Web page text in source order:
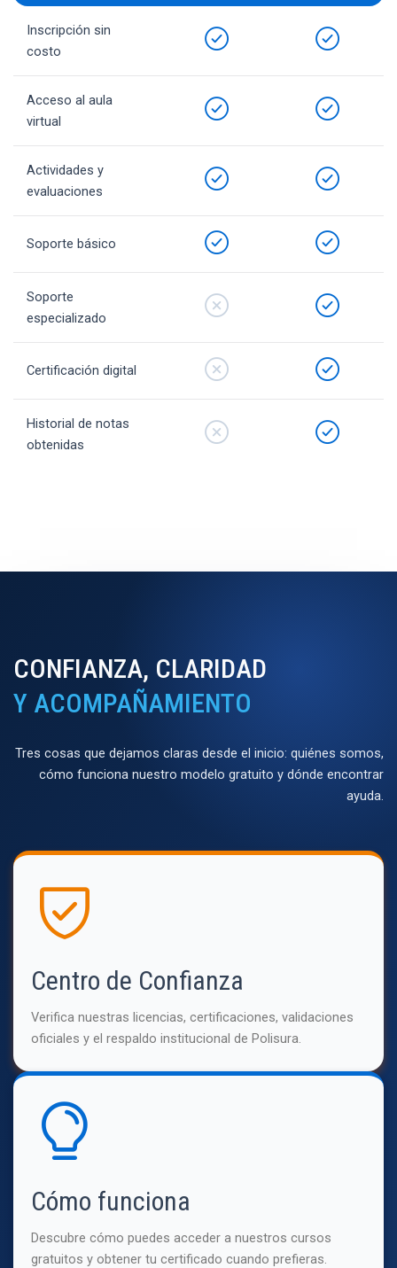
Inscripción sin
costo
Acceso al aula
virtual
Actividades y
evaluaciones
Soporte básico
Soporte
especializado
Certificación digital
Historial de notas
obtenidas
CONFIANZA, CLARIDAD
Y ACOMPAÑAMIENTO
Tres cosas que dejamos claras desde el inicio: quiénes somos,
cómo funciona nuestro modelo gratuito y dónde encontrar
ayuda.
Centro de Confianza
Verifica nuestras licencias, certificaciones, validaciones
oficiales y el respaldo institucional de Polisura.
Cómo funciona
Descubre cómo puedes acceder a nuestros cursos
gratuitos y obtener tu certificado cuando prefieras.